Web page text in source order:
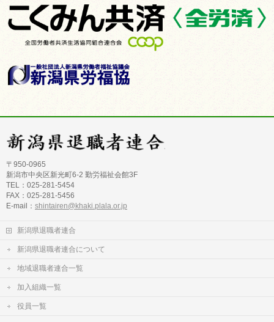
〒950-0965
新潟市中央区新光町6-2 勤労福祉会館3F
TEL：025-281-5454
FAX：025-281-5456
E-mail： shintairen@khaki.plala.or.jp
新潟県退職者連合
新潟県退職者連合について
地域退職者連合一覧
加入組織一覧
役員一覧